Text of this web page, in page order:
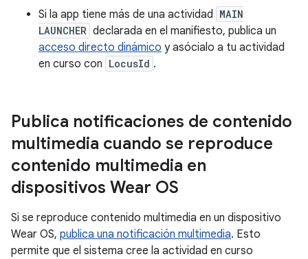
Si la app tiene más de una actividad MAIN
LAUNCHER declarada en el manifiesto, publica un
acceso directo dinámico y asócialo a tu actividad
en curso con LocusId .
Publica notificaciones de contenido
multimedia cuando se reproduce
contenido multimedia en
dispositivos Wear OS
Si se reproduce contenido multimedia en un dispositivo
Wear OS, publica una notificación multimedia. Esto
permite que el sistema cree la actividad en curso